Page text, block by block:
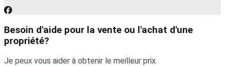
Besoin d'aide pour la vente ou l'achat d'une
propriété?
Je peux vous aider à obtenir le meilleur prix.